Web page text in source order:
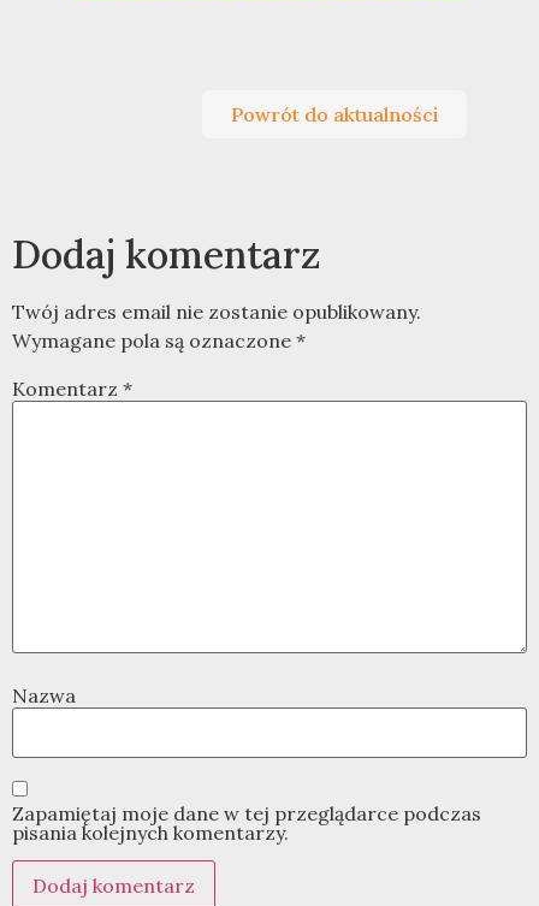
Powrót do aktualności
Dodaj komentarz
Twój adres email nie zostanie opublikowany.
Wymagane pola są oznaczone *
Komentarz *
Nazwa
Zapamiętaj moje dane w tej przeglądarce podczas
pisania kolejnych komentarzy.